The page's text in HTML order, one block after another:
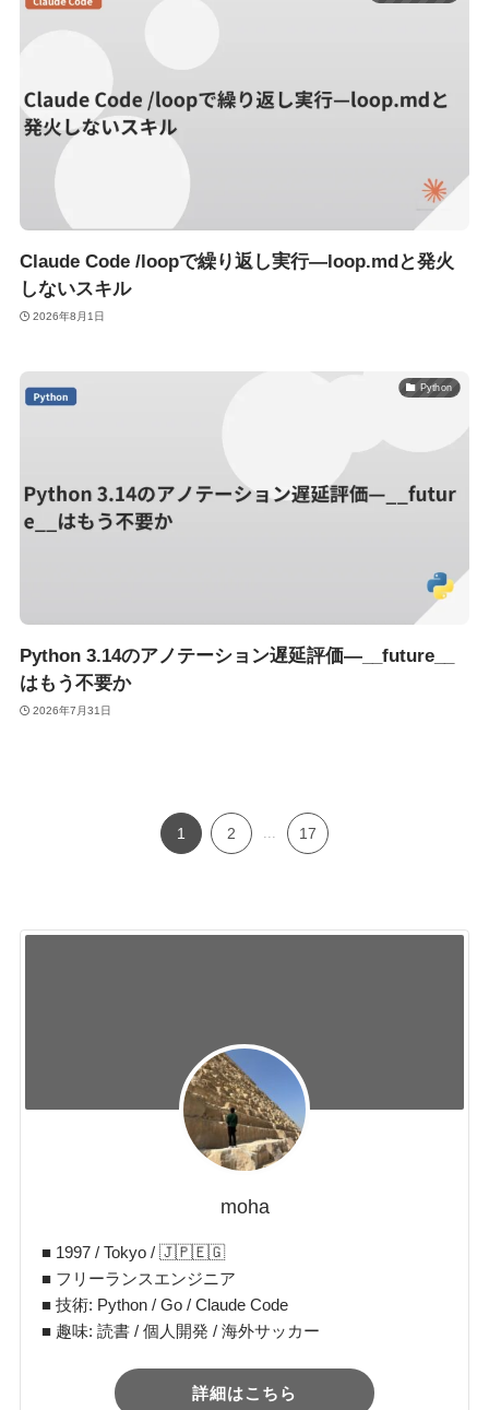
Claude Code /loopで繰り返し実行—loop.mdと発火
しないスキル
2026年8月1日
Python
Python 3.14のアノテーション遅延評価—__future__
はもう不要か
2026年7月31日
1 2 ... 17
moha
■ 1997 / Tokyo / 🇯🇵🇪🇬
■ フリーランスエンジニア
■ 技術: Python / Go / Claude Code
■ 趣味: 読書 / 個人開発 / 海外サッカー
詳細はこちら